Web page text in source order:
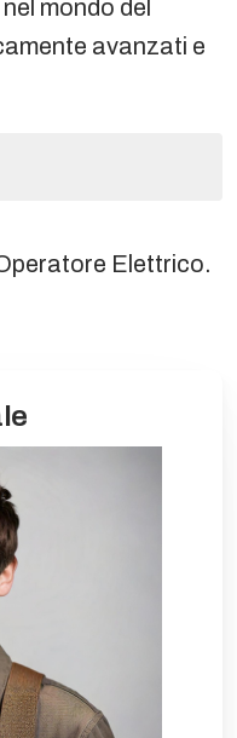
mondo del
avanzati e
Elettrico.